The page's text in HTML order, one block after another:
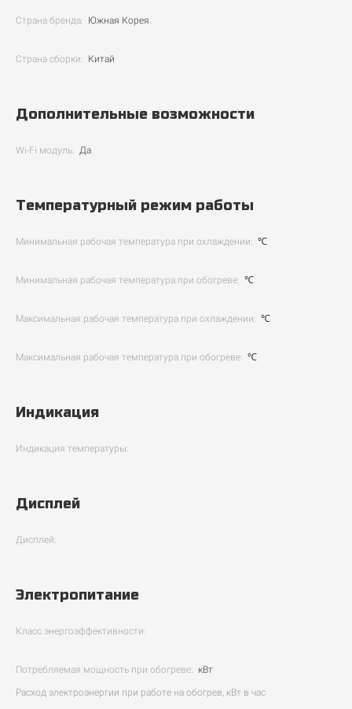
Страна бренда: Южная Корея
Страна сборки: Китай
Дополнительные возможности
Wi-Fi модуль: Да
Температурный режим работы
Минимальная рабочая температура при охлаждении: ℃
Минимальная рабочая температура при обогреве: ℃
Максимальная рабочая температура при охлаждении: ℃
Максимальная рабочая температура при обогреве: ℃
Индикация
Индикация температуры:
Дисплей
Дисплей:
Электропитание
Класс энергоэффективности:
Потребляемая мощность при обогреве: кВт
Расход электроэнергии при работе на обогрев, кВт в час